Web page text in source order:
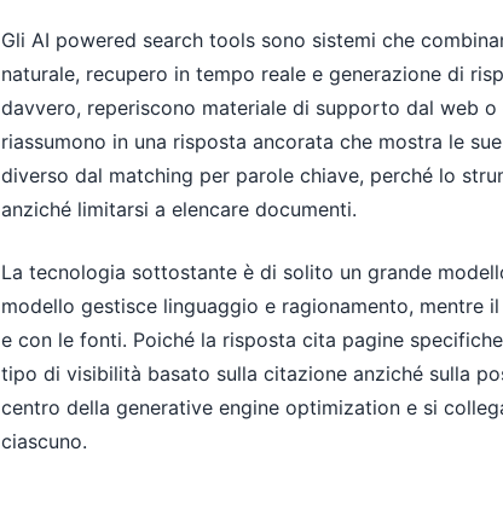
Gli AI powered search tools sono sistemi che
naturale, recupero in tempo reale e generazione di
davvero, reperiscono materiale di supporto dal web
riassumono in una risposta ancorata che mostra le
diverso dal matching per parole chiave, perché lo
anziché limitarsi a elencare documenti.
La tecnologia sottostante è di solito un grande
modello gestisce linguaggio e ragionamento, mentre
e con le fonti. Poiché la risposta cita pagine
tipo di visibilità basato sulla citazione anziché sulla
centro della generative engine optimization e si
ciascuno.